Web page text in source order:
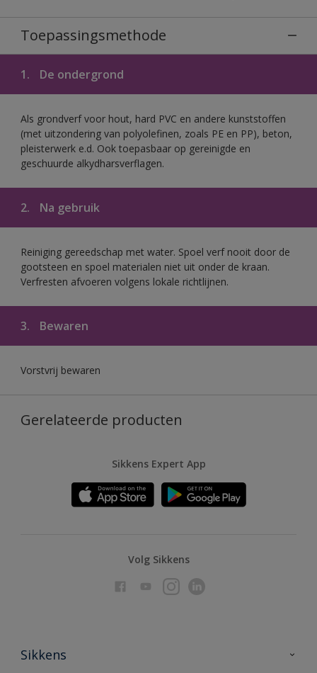
Toepassingsmethode
1. De ondergrond
Als grondverf voor hout, hard PVC en andere kunststoffen
(met uitzondering van polyolefinen, zoals PE en PP), beton,
pleisterwerk e.d. Ook toepasbaar op gereinigde en
geschuurde alkydharsverflagen.
2. Na gebruik
Reiniging gereedschap met water. Spoel verf nooit door de
gootsteen en spoel materialen niet uit onder de kraan.
Verfresten afvoeren volgens lokale richtlijnen.
3. Bewaren
Vorstvrij bewaren
Gerelateerde producten
Sikkens Expert App
Volg Sikkens
Sikkens